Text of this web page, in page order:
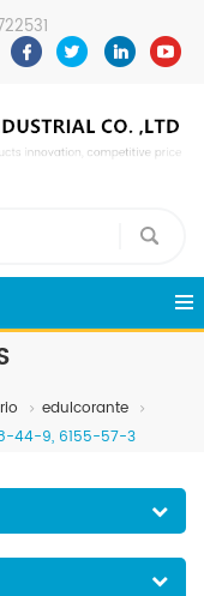
edulcorante
44-9, 6155-57-3